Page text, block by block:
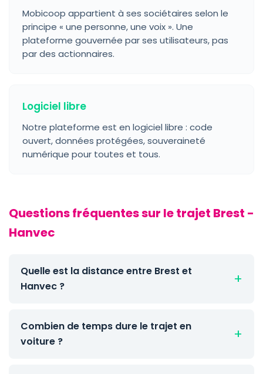
Mobicoop appartient à ses sociétaires selon le
principe « une personne, une voix ». Une
plateforme gouvernée par ses utilisateurs, pas
par des actionnaires.
Logiciel libre
Notre plateforme est en logiciel libre : code
ouvert, données protégées, souveraineté
numérique pour toutes et tous.
Questions fréquentes sur le trajet Brest -
Hanvec
Quelle est la distance entre Brest et
Hanvec ?
Combien de temps dure le trajet en
voiture ?